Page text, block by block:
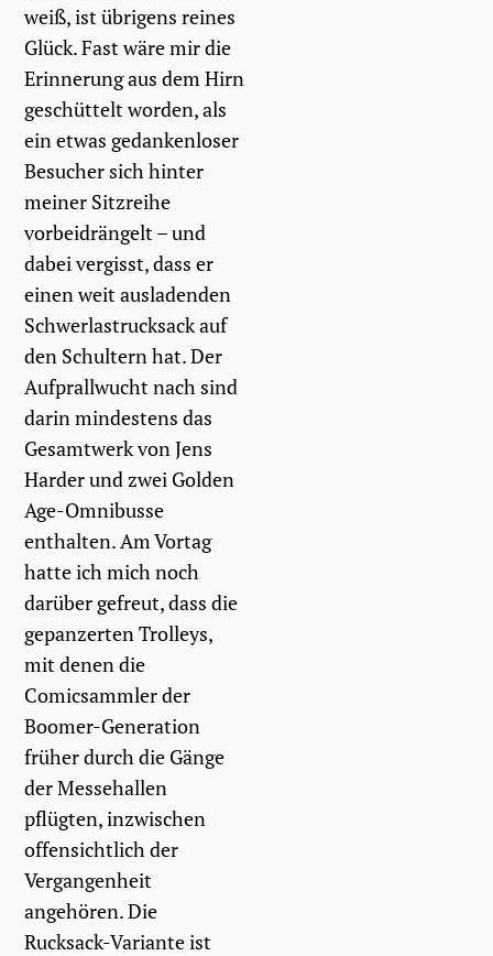
weiß, ist übrigens reines
Glück. Fast wäre mir die
Erinnerung aus dem Hirn
geschüttelt worden, als
ein etwas gedankenloser
Besucher sich hinter
meiner Sitzreihe
vorbeidrängelt – und
dabei vergisst, dass er
einen weit ausladenden
Schwerlastrucksack auf
den Schultern hat. Der
Aufprallwucht nach sind
darin mindestens das
Gesamtwerk von Jens
Harder und zwei Golden
Age-Omnibusse
enthalten. Am Vortag
hatte ich mich noch
darüber gefreut, dass die
gepanzerten Trolleys,
mit denen die
Comicsammler der
Boomer-Generation
früher durch die Gänge
der Messehallen
pflügten, inzwischen
offensichtlich der
Vergangenheit
angehören. Die
Rucksack-Variante ist